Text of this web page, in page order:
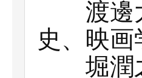
渡邊大
史、映
堀潤之